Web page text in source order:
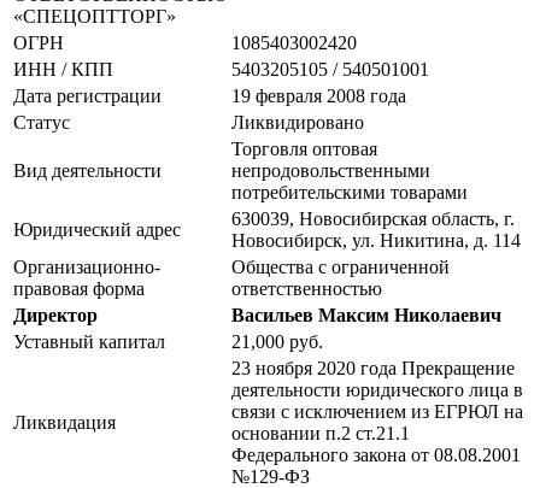
«СПЕЦОПТТОРГ»
ОГРН
1085403002420
ИНН / КПП
5403205105 / 540501001
Дата регистрации
19 февраля 2008 года
Статус
Ликвидировано
Вид деятельности
Торговля оптовая
непродовольственными
потребительскими товарами
Юридический адрес
630039, Новосибирская область, г.
Новосибирск, ул. Никитина, д. 114
Организационно-
правовая форма
Общества с ограниченной
ответственностью
Директор
Васильев Максим Николаевич
Уставный капитал
21,000 руб.
Ликвидация
23 ноября 2020 года Прекращение
деятельности юридического лица в
связи с исключением из ЕГРЮЛ на
основании п.2 ст.21.1
Федерального закона от 08.08.2001
№129-ФЗ